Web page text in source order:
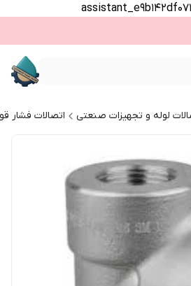
لوله و تجهیزات صنعتی اتصالات فشار